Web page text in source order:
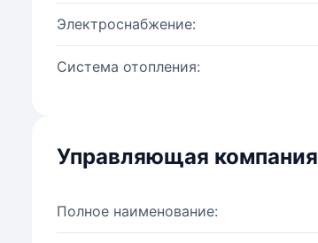
Электроснабжение:
Система отопления:
Управляющая компания
Полное наименование: